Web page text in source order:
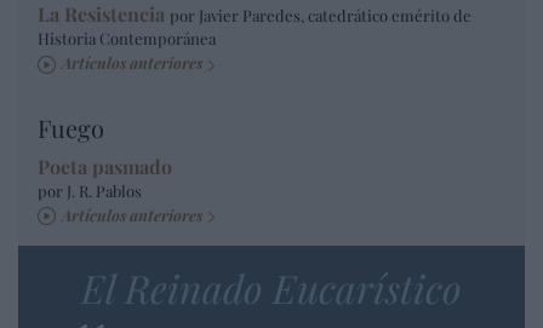
La Resistencia por Javier Paredes, catedrático emérito de
Historia Contemporánea
Artículos anteriores
Fuego
Poeta pasmado
por J. R. Pablos
Artículos anteriores
El Reinado Eucarístico